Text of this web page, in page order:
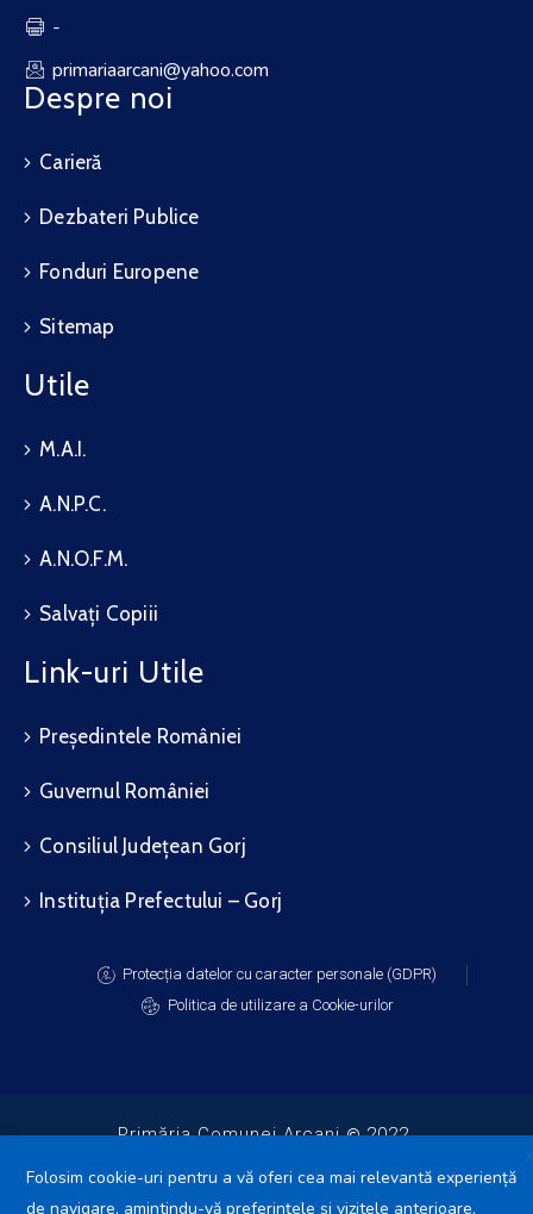
-
primariaarcani@yahoo.com
Despre noi
Carieră
Dezbateri Publice
Fonduri Europene
Sitemap
Utile
M.A.I.
A.N.P.C.
A.N.O.F.M.
Salvați Copiii
Link-uri Utile
Președintele României
Guvernul României
Consiliul Județean Gorj
Instituția Prefectului – Gorj
Protecția datelor cu caracter personale (GDPR)
Politica de utilizare a Cookie-urilor
Primăria Comunei Arcani
2022.
Toate drepturile rezervate.
X
Folosim cookie-uri pentru a vă oferi cea mai relevantă experiență
de navigare, amintindu-vă preferințele și vizitele anterioare.